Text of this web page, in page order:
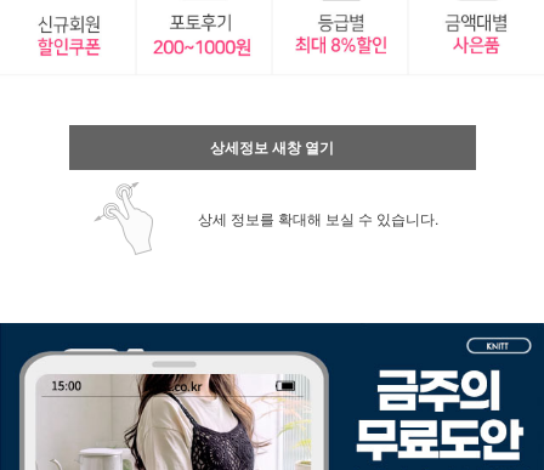
상세정보 새창 열기
상세 정보를 확대해 보실 수 있습니다.